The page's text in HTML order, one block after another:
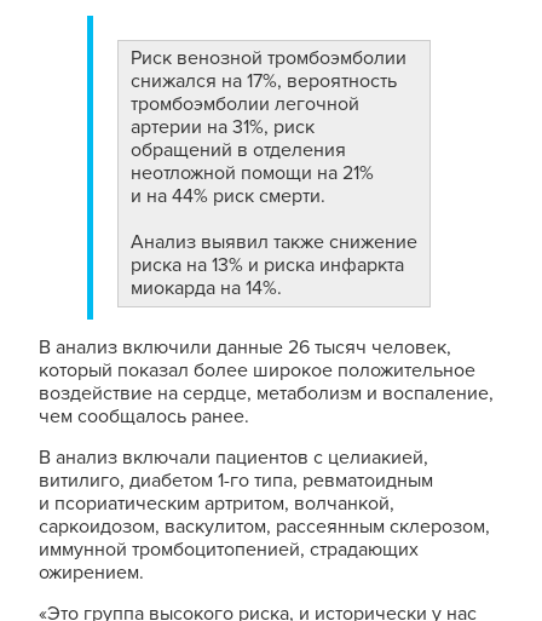
Риск венозной тромбоэмболии
снижался на 17%, вероятность
тромбоэмболии легочной
артерии на 31%, риск
обращений в отделения
неотложной помощи на 21%
и на 44% риск смерти.
Анализ выявил также снижение
риска на 13% и риска инфаркта
миокарда на 14%.
В анализ включили данные 26 тысяч человек,
который показал более широкое положительное
воздействие на сердце, метаболизм и воспаление,
чем сообщалось ранее.
В анализ включали пациентов с целиакией,
витилиго, диабетом 1-го типа, ревматоидным
и псориатическим артритом, волчанкой,
саркоидозом, васкулитом, рассеянным склерозом,
иммунной тромбоцитопенией, страдающих
ожирением.
«Это группа высокого риска, и исторически у нас